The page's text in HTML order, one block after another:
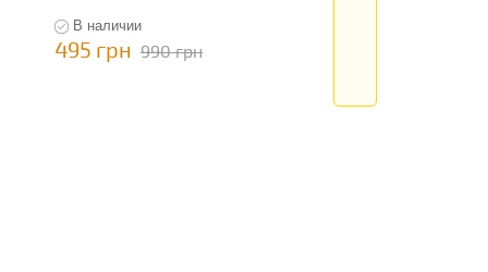
В наличии
495 грн 990 грн